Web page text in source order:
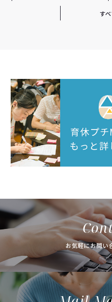
す
お気軽にお問い